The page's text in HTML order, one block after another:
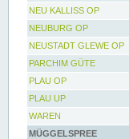
NEU KALLISS OP
NEUBURG OP
NEUSTADT GLEWE OP
PARCHIM GÜTE
PLAU OP
PLAU UP
WAREN
MÜGGELSPREE